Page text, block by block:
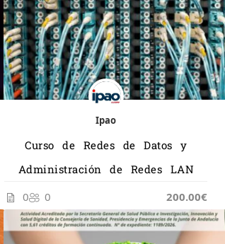
Ipao
Curso de Redes de Datos y
Administración de Redes LAN
0
0 200.00€